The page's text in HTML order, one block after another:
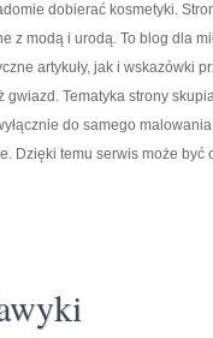
dobierać kosmetyki.
z modą i urodą. To blog dla
artykuły, jak i wskazówki
gwiazd. Tematyka strony
do samego
Dzięki temu serwis może